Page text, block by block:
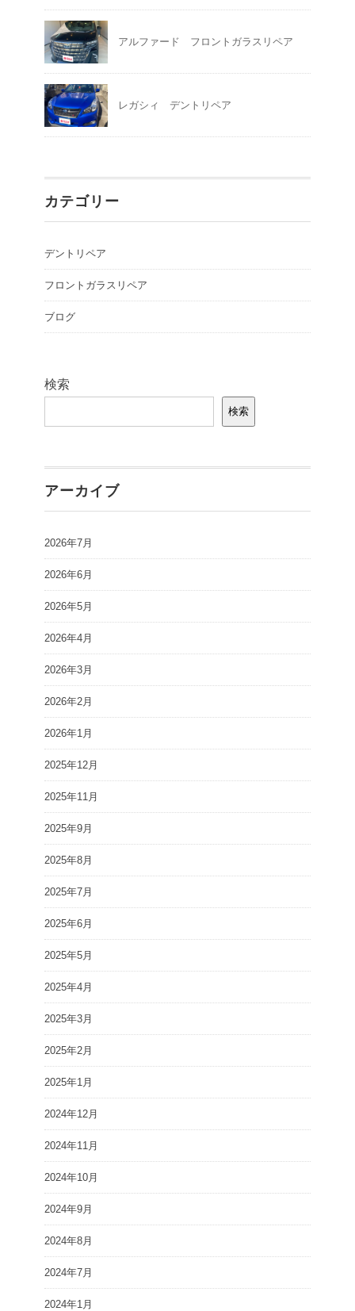
アルファード フロントガラスリペア
レガシィ デントリペア
カテゴリー
デントリペア
フロントガラスリペア
ブログ
検索
検索
アーカイブ
2026年7月
2026年6月
2026年5月
2026年4月
2026年3月
2026年2月
2026年1月
2025年12月
2025年11月
2025年9月
2025年8月
2025年7月
2025年6月
2025年5月
2025年4月
2025年3月
2025年2月
2025年1月
2024年12月
2024年11月
2024年10月
2024年9月
2024年8月
2024年7月
2024年1月